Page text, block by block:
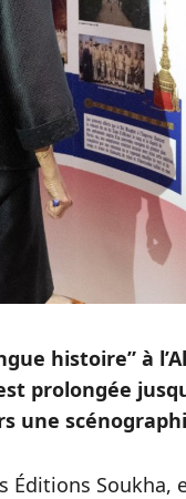
histoire” à
prolongée
une
Éditions Soukha,